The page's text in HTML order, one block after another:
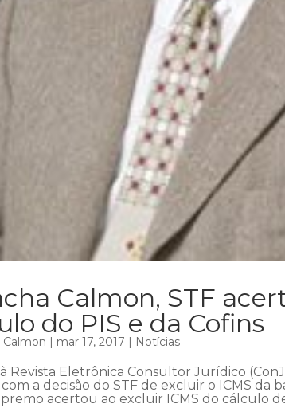
Calmon, STF
do PIS e da Cofins
Calmon | mar 17, 2017 | Notícias
Revista Eletrônica Consultor Jurídico
a decisão do STF de excluir o ICMS da
acertou ao excluir ICMS do cálculo